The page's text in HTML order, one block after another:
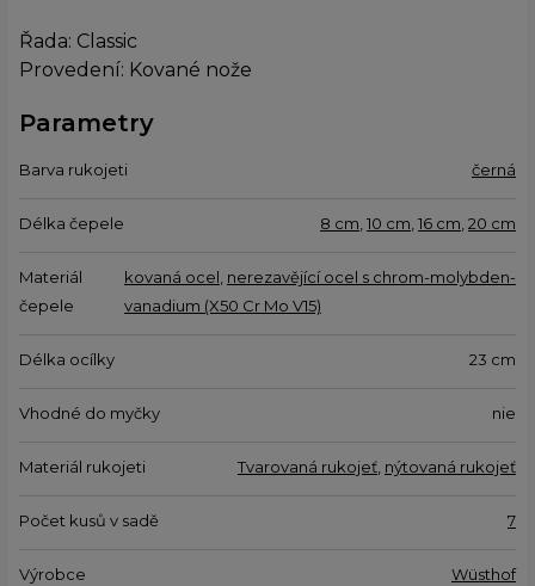
Řada: Classic
Provedení: Kované nože
Parametry
Barva rukojeti černá
Délka čepele 8 cm 10 cm 16 cm 20 cm
Materiál
čepele
kovaná ocel nerezavějící ocel s chrom-molybden-
vanadium (X50 Cr Mo V15)
Délka ocílky 23 cm
Vhodné do myčky nie
Materiál rukojeti Tvarovaná rukojeť nýtovaná rukojeť
Počet kusů v sadě 7
Výrobce Wüsthof